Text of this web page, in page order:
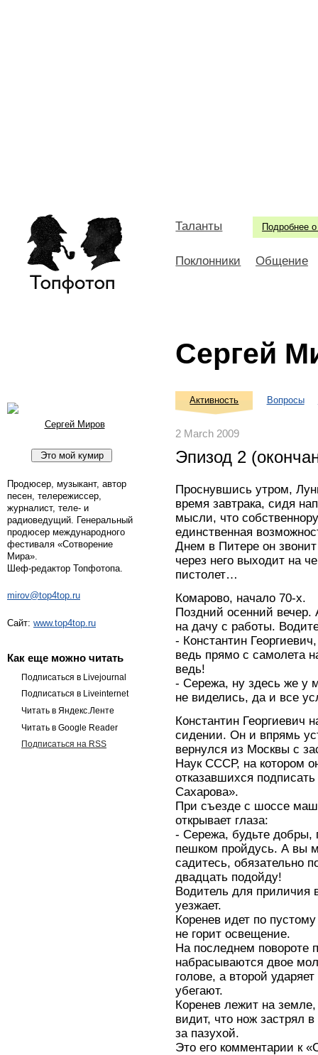
Подробнее о
Таланты
Поклонники Общение
Сергей
Сергей Миров
Продюсер, музыкант, автор
песен, телережиссер,
журналист, теле- и
радиоведущий. Генеральный
продюсер международного
фестиваля «Сотворение
Мира».
Шеф-редактор Топфотопа.
mirov@top4top.ru
Сайт: www.top4top.ru
Как еще можно читать
Подписаться в Livejournal
Подписаться в Liveinternet
Читать в Яндекс.Ленте
Читать в Google Reader
Подписаться на RSS
Активность Вопросы
2 March 2009
Эпизод 2
Проснувшись утром,
время завтрака, сидя
мысли, что
единственная
Днем в Питере он
через него выходит на
пистолет…
Комарово, начало 70-х.
Поздний осенний вечер.
на дачу с работы.
- Константин
ведь прямо с самолета
ведь!
- Сережа, ну здесь же у
не виделись, да и все
Константин Георгиевич
сидении. Он и впрямь
вернулся из Москвы с
Наук СССР, на котором
отказавшихся
Сахарова».
При съезде с шоссе
открывает глаза:
- Сережа, будьте добры,
пешком пройдусь. А вы
садитесь, обязательно
двадцать подойду!
Водитель для приличия
уезжает.
Коренев идет по
не горит освещение.
На последнем повороте
набрасываются двое
голове, а второй
убегают.
Коренев лежит на
видит, что нож застрял
за пазухой.
Это его комментарии к